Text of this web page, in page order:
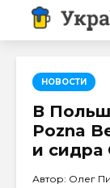
НОВОСТИ
В
Pozna
и сидра
Автор: Олег